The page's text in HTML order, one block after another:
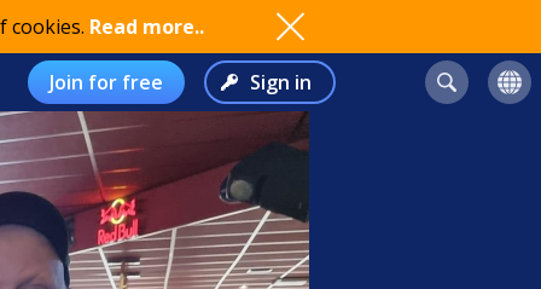
cookies. Read more..
Join for free Sign in